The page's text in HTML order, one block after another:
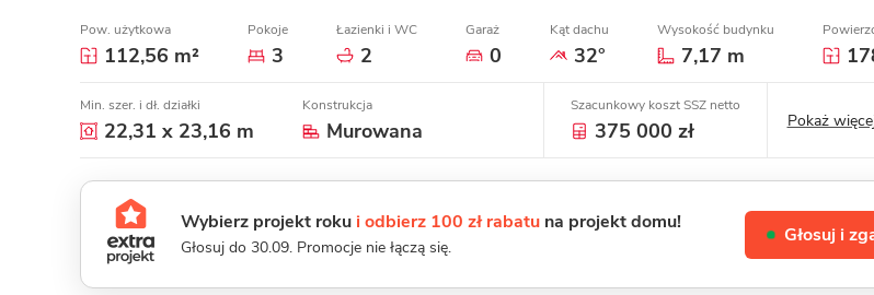
Pow. użytkowa
112,56 m²
Pokoje
3
Łazienki i WC
2
Garaż
0
Kąt dachu
32°
Wysokość budynku
7,17 m
Min. szer. i dł. działki
22,31 x 23,16 m
Konstrukcja
Murowana
Szacunkowy koszt SSZ netto
375 000 zł Pokaż
Wybierz projekt roku i odbierz 100 zł rabatu na projekt domu!
Głosuj do 30.09. Promocje nie łączą się.
Głosuj i